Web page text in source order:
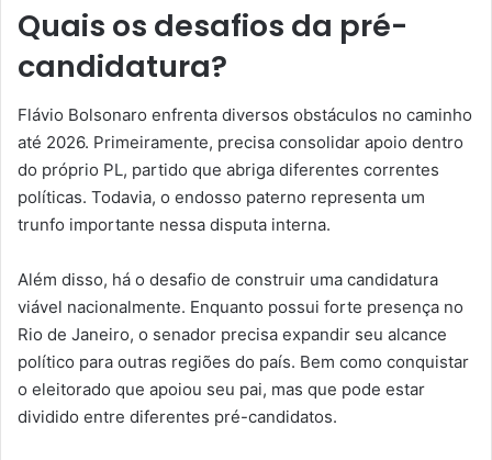
Quais os desafios da pré-
candidatura?
Flávio Bolsonaro enfrenta diversos obstáculos no caminho
até 2026. Primeiramente, precisa consolidar apoio dentro
do próprio PL, partido que abriga diferentes correntes
políticas. Todavia, o endosso paterno representa um
trunfo importante nessa disputa interna.
Além disso, há o desafio de construir uma candidatura
viável nacionalmente. Enquanto possui forte presença no
Rio de Janeiro, o senador precisa expandir seu alcance
político para outras regiões do país. Bem como conquistar
o eleitorado que apoiou seu pai, mas que pode estar
dividido entre diferentes pré-candidatos.